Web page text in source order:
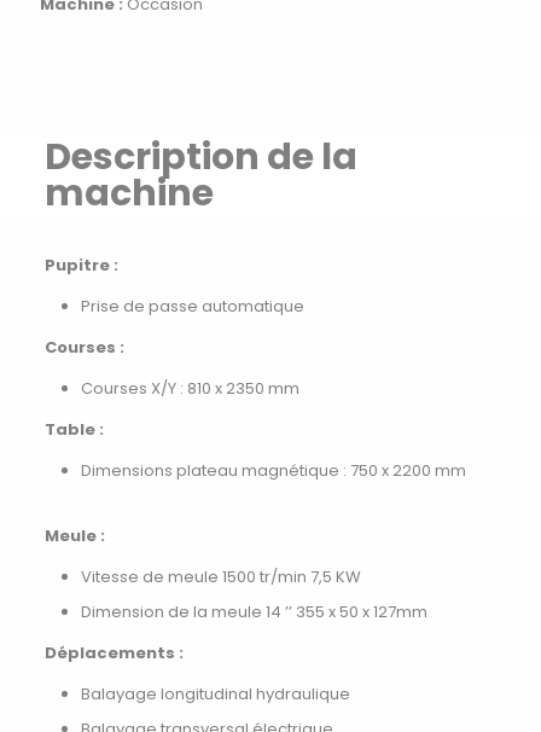
Machine : Occasion
Description de la
machine
Pupitre :
Prise de passe automatique
Courses :
Courses X/Y : 810 x 2350 mm
Table :
Dimensions plateau magnétique : 750 x 2200 mm
Meule :
Vitesse de meule 1500 tr/min 7,5 KW
Dimension de la meule 14 ’’ 355 x 50 x 127mm
Déplacements :
Balayage longitudinal hydraulique